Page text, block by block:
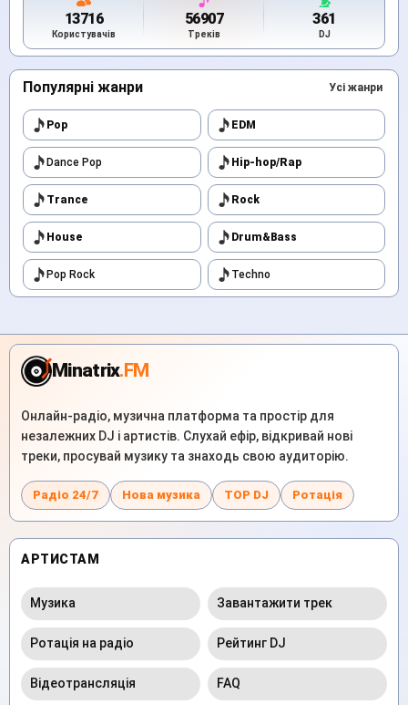
13716
Користувачів
56907
Треків
361
DJ
Популярні жанри Усі жанри
Pop EDM
Dance Pop Hip-hop/Rap
Trance Rock
House Drum&Bass
Pop Rock Techno
Minatrix.FM
Онлайн-радіо, музична платформа та простір для
незалежних DJ і артистів. Слухай ефір, відкривай нові
треки, просувай музику та знаходь свою аудиторію.
Радіо 24/7 Нова музика TOP DJ Ротація
АРТИСТАМ
Музика Завантажити трек
Ротація на радіо Рейтинг DJ
Відеотрансляція FAQ